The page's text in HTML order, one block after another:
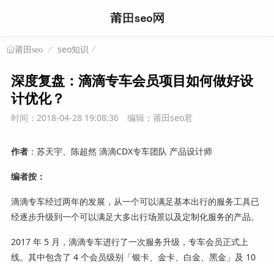
莆田seo seo知识
深度复盘：滴滴专车会员项目如何做好设
计优化？
时间：2018-04-28 19:08:36 编辑：莆田seo君
作者：苏天宇、陈超然 滴滴CDX专车团队 产品设计师
编者按：
滴滴专车经过两年的发展，从一个可以满足基本出行的服务工具已
经逐步升级到一个可以满足大多出行场景以及定制化服务的产品。
2017 年 5 月，滴滴专车进行了一次服务升级，专车会员正式上
线。其中包含了 4 个会员级别「银卡、金卡、白金、黑金」及 10